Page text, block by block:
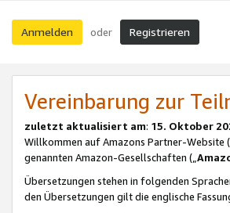
Anmelden oder Registrieren
Vereinbarung zur
zuletzt aktualisiert am: 15. Oktober
Willkommen auf Amazons Partner-Website
genannten Amazon-Gesellschaften („
Übersetzungen stehen in folgenden
den Übersetzungen gilt die englische